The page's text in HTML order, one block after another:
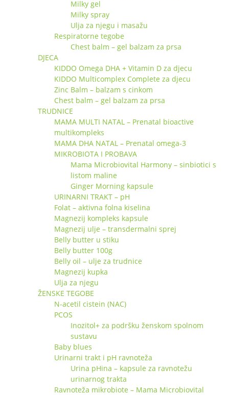
Milky gel
Milky spray
Ulja za njegu i masažu
Respiratorne tegobe
Chest balm – gel balzam za prsa
DJECA
KIDDO Omega DHA + Vitamin D za djecu
KIDDO Multicomplex Complete za djecu
Zinc Balm – balzam s cinkom
Chest balm – gel balzam za prsa
TRUDNICE
MAMA MULTI NATAL – Prenatal bioactive
multikompleks
MAMA DHA NATAL – Prenatal omega-3
MIKROBIOTA I PROBAVA
Mama Microbiovital Harmony – sinbiotici s
listom maline
Ginger Morning kapsule
URINARNI TRAKT – pH
Folat – aktivna folna kiselina
Magnezij kompleks kapsule
Magnezij ulje – transdermalni sprej
Belly butter u stiku
Belly butter 100g
Belly oil – ulje za trudnice
Magnezij kupka
Ulja za njegu
ŽENSKE TEGOBE
N-acetil cistein (NAC)
PCOS
Inozitol+ za podršku ženskom spolnom
sustavu
Baby blues
Urinarni trakt i pH ravnoteža
Urina pHina – kapsule za ravnotežu
urinarnog trakta
Ravnoteža mikrobiote – Mama Microbiovital